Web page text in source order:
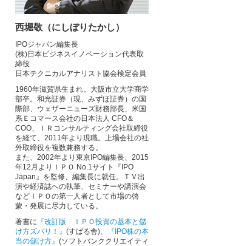
西堀敬（にしぼりたかし）
IPOジャパン編集長
(株)日本ビジネスイノベーション代表取
締役
日本テクニカルアナリスト協会検定会員
1960年滋賀県生まれ。大阪市立大学商学
部卒。和光証券（現、みずほ証券）の国
際部、ウェザーニューズ財務部長、米国
系Ｅコマース会社の日本法人 CFO＆
COO、ＩＲコンサルティング会社取締役
を経て、2011年より現職。上場会社の社
外取締役を複数兼務する。
また、2002年より東京IPO編集長、2015
年12月よりＩＰＯ No.1サイト『IPO
Japan』を監修、編集長に就任。ＴＶ出
演や経済誌への執筆、セミナーや講演会
などＩＰＯの第一人者として市場の啓
蒙・発展に尽力している。
著書に 『改訂版 ＩＰＯ投資の基本と儲
け方ズバリ！』 (すばる舎)、
『IPO株の本
当の儲け方』 (ソフトバンククリエイティ